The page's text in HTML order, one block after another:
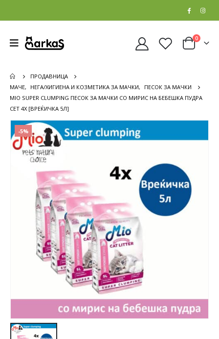
0
ПРОДАВНИЦА
МАЧЕ, НЕГА/ХИГИЕНА И КОЗМЕТИКА ЗА МАЧКИ,
ПЕСОК ЗА МАЧКИ
MIO SUPER CLUMPING ПЕСОК ЗА МАЧКИ СО МИРИС НА БЕБЕШКА ПУДРА
СЕТ 4Х [ВРЕЌИЧКА 5Л]
-5%